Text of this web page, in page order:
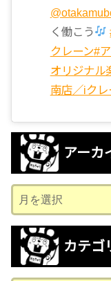
く働こう
クレーン#
オリジナル
南店／iク
アーカ
ー
カ
ブ
カテゴ